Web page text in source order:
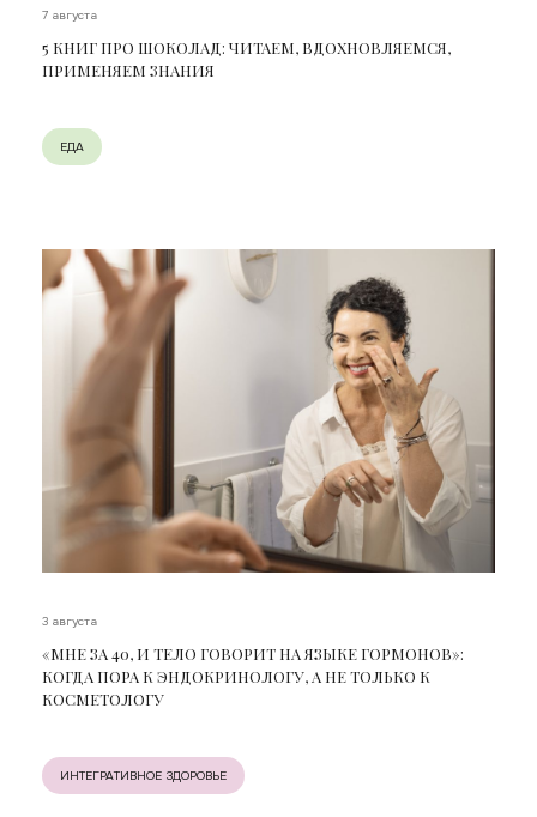
7 августа
5 КНИГ ПРО ШОКОЛАД: ЧИТАЕМ, ВДОХНОВЛЯЕМСЯ,
ПРИМЕНЯЕМ ЗНАНИЯ
ЕДА
3 августа
«МНЕ ЗА 40, И ТЕЛО ГОВОРИТ НА ЯЗЫКЕ ГОРМОНОВ»:
КОГДА ПОРА К ЭНДОКРИНОЛОГУ, А НЕ ТОЛЬКО К
КОСМЕТОЛОГУ
ИНТЕГРАТИВНОЕ ЗДОРОВЬЕ